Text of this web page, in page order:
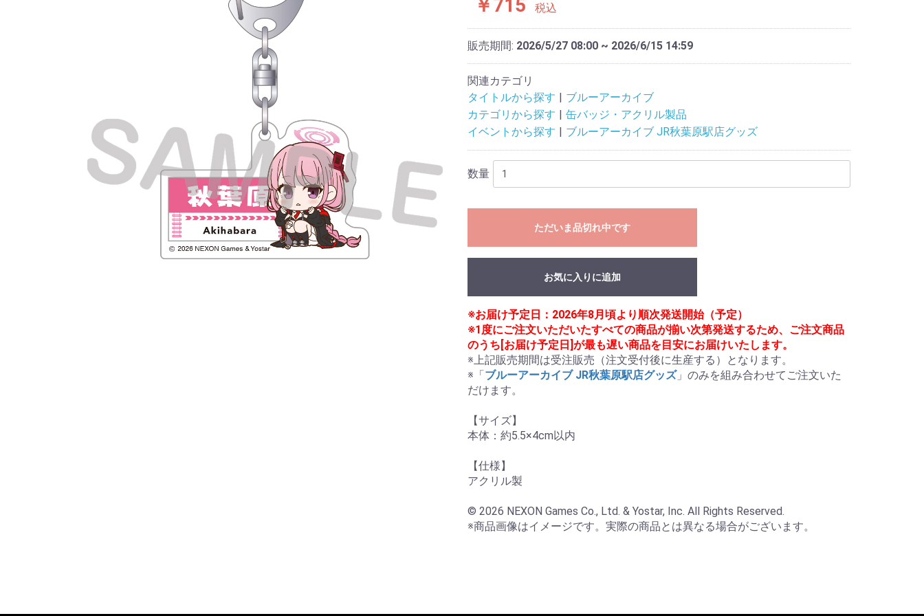
￥715 税込
販売期間: 2026/5/27 08:00 ~ 2026/6/15 14:59
関連カテゴリ
タイトルから探す
ブルーアーカイブ
カテゴリから探す
缶バッジ・アクリル製品
イベントから探す
ブルーアーカイブ JR秋葉原駅店グッズ
数量
ただいま品切れ中です
お気に入りに追加
※お届け予定日：2026年8月頃より順次発送開始（予定）
※1度にご注文いただいたすべての商品が揃い次第発送するため、ご注文商品
のうち[お届け予定日]が最も遅い商品を目安にお届けいたします。
※上記販売期間は受注販売（注文受付後に生産する）となります。
※「ブルーアーカイブ JR秋葉原駅店グッズ」のみを組み合わせてご注文いた
だけます。
【サイズ】
本体：約5.5×4cm以内
【仕様】
アクリル製
© 2026 NEXON Games Co., Ltd. & Yostar, Inc. All Rights Reserved.
※商品画像はイメージです。実際の商品とは異なる場合がございます。